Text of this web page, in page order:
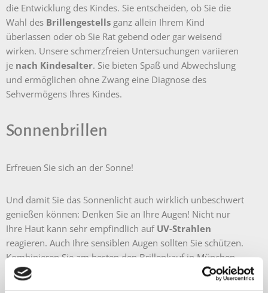
die Entwicklung des Kindes. Sie entscheiden, ob Sie die
Wahl des Brillengestells ganz allein Ihrem Kind
überlassen oder ob Sie Rat gebend oder gar weisend
wirken. Unsere schmerzfreien Untersuchungen variieren
je nach Kindesalter. Sie bieten Spaß und Abwechslung
und ermöglichen ohne Zwang eine Diagnose des
Sehvermögens Ihres Kindes.
Sonnenbrillen
Erfreuen Sie sich an der Sonne!
Und damit Sie das Sonnenlicht auch wirklich unbeschwert
genießen können: Denken Sie an Ihre Augen! Nicht nur
Ihre Haut kann sehr empfindlich auf UV-Strahlen
reagieren. Auch Ihre sensiblen Augen sollten Sie schützen.
Kombinieren Sie am besten den Brillenkauf in München
mit dem Kauf einer Sonnenbrille.